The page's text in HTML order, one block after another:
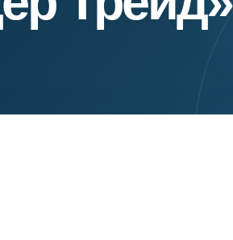
Психологическая экспертиза
Строительная экспертиза